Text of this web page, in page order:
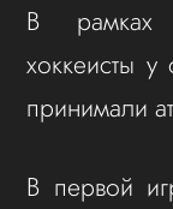
В рамках
хоккеисты
принимали
В первой